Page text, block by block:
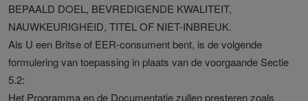
BEPAALD DOEL, BEVREDIGENDE KWALITEIT,
NAUWKEURIGHEID, TITEL OF NIET-INBREUK.
Als U een Britse of EER-consument bent, is de volgende
formulering van toepassing in plaats van de voorgaande Sectie
5.2:
Het Programma en de Documentatie zullen presteren zoals